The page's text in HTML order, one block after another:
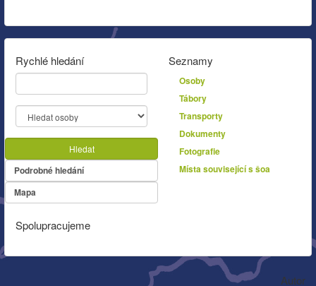
Rychlé hledání
Hledat
Podrobné hledání
Mapa
Seznamy
Osoby
Tábory
Transporty
Dokumenty
Fotografie
Místa související s šoa
Spolupracujeme
Autor